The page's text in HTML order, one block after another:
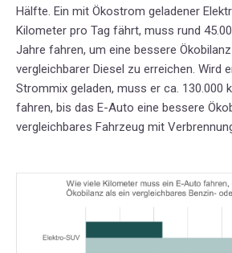
Hälfte. Ein mit Ökostrom geladener
Kilometer pro Tag fährt, muss rund
Jahre fahren, um eine bessere
vergleichbarer Diesel zu erreichen. Wird
Strommix geladen, muss er ca. 130.000
fahren, bis das E-Auto eine bessere
vergleichbares Fahrzeug mit